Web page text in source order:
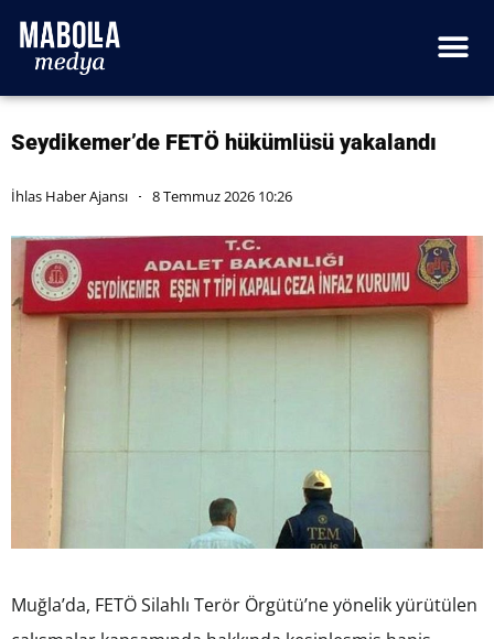
Seydikemer’de FETÖ hükümlüsü yakalandı
İhlas Haber Ajansı 8 Temmuz 2026 10:26
Muğla’da, FETÖ Silahlı Terör Örgütü’ne yönelik yürütülen